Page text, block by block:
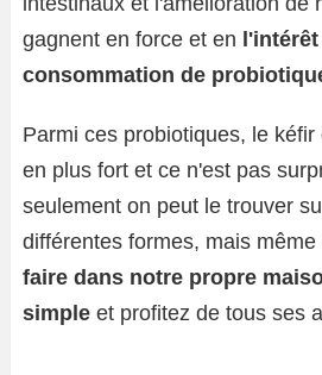
gagnent en force et en
consommation de
Parmi ces probiotiques, le
en plus fort et ce n'est pas
seulement on peut le trouver
différentes formes, mais même
faire dans notre propre
simple et profitez de tous ses